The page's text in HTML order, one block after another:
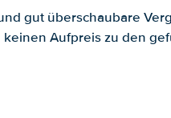
gut überschaubare
Aufpreis zu den